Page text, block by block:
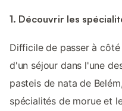
1. Découvrir les
Difficile de passer à
d'un séjour dans l'une
pasteis de nata de
spécialités de morue et